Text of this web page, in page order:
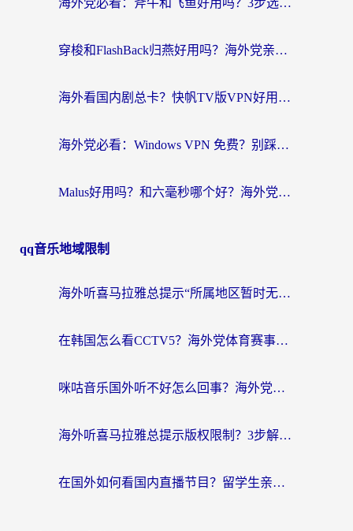
穿梭和FlashBack归燕好用吗？海外党亲测3款热门回国加速器，教你选对不踩坑
海外看国内剧总卡？快帆TV版VPN好用吗？和快滚VPN对比哪个回国效果更好？
海外党必看：Windows VPN 免费？别踩坑！教你选对好用的国内加速器无缝回国
Malus好用吗？和六毫秒哪个好？海外党选回国加速器的避坑指南
qq音乐地域限制
海外听喜马拉雅总提示“所属地区暂时无版权”？这个限制解除方法亲测有效！
在韩国怎么看CCTV5？海外党体育赛事+中文解说观看终极指南
咪咕音乐国外听不好怎么回事？海外党听歌自由的终极解决方案来了
海外听喜马拉雅总提示版权限制？3步解决+2个音乐平台问题全攻略
在国外如何看国内直播节目？留学生亲测有效的追剧加速指南